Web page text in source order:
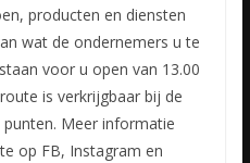
producten en diensten
wat de ondernemers u te
voor u open van 13.00
is verkrijgbaar bij de
Meer informatie
op FB, Instagram en